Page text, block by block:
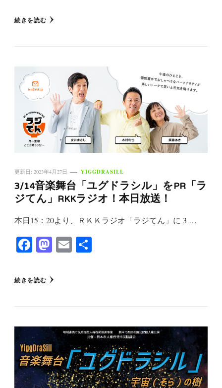
続きを読む
更新日: 2023年4月27日 YIGGDRASILL
3/14音楽舞台「ユグドラシル」をPR「ラ
ジてん」RKKラジオ！本日放送！
本日15：20より、ＲＫＫラジオ「ラジてん」に 3 …
Facebook
Mastodon
Email
続きを読む